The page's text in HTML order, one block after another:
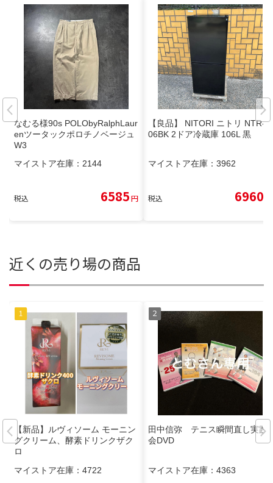
なむる様90s POLObyRalphLaur
enツータックポロチノベージュ
W3
マイストア在庫： 2144
税込 6585円
【良品】 NITORI ニトリ NTR-1
06BK 2ドア冷蔵庫 106L 黒
マイストア在庫： 3962
税込 6960
近くの売り場の商品
【新品】ルヴィソーム モーニン
グクリーム、酵素ドリンクザク
ロ
マイストア在庫： 4722
田中信弥 テニス瞬間直し実践
会DVD
マイストア在庫： 4363